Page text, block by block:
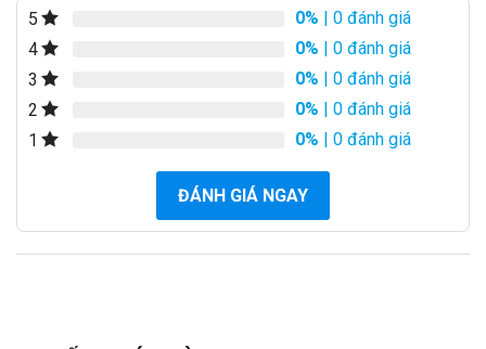
5 0% | 0 đánh giá
4
0% | 0 đánh giá
3
0% | 0 đánh giá
2
0% | 0 đánh giá
1
0% | 0 đánh giá
ĐÁNH GIÁ NGAY